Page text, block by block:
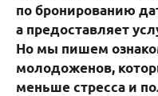
по бронированию
а предоставляет
Но мы пишем
молодоженов,
меньше стресса и